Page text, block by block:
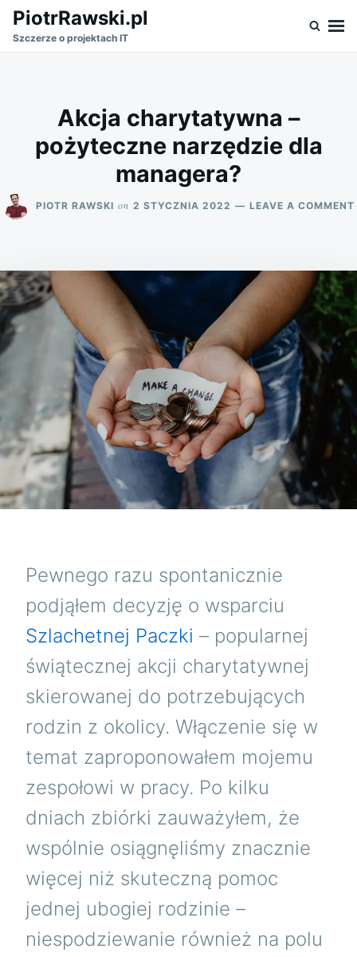
SkipSearch
for:
PiotrRawski.pl
Szczerze o projektach IT
Akcja charytatywna –
pożyteczne narzędzie dla
managera?
PIOTR RAWSKI on 2 STYCZNIA 2022 LEAVE A COMMENT
Pewnego razu spontanicznie
podjąłem decyzję o wsparciu
Szlachetnej Paczki – popularnej
świątecznej akcji charytatywnej
skierowanej do potrzebujących
rodzin z okolicy. Włączenie się w
temat zaproponowałem mojemu
zespołowi w pracy. Po kilku
dniach zbiórki zauważyłem, że
wspólnie osiągnęliśmy znacznie
więcej niż skuteczną pomoc
jednej ubogiej rodzinie –
niespodziewanie również na polu